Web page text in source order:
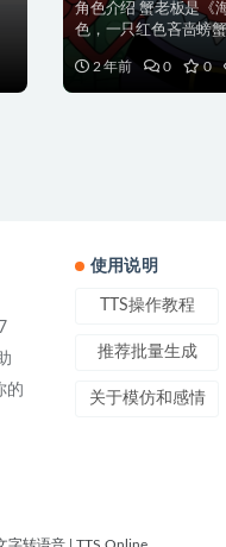
角色介绍 蟹老板是《
色，一只红色吝啬螃
一双突出的眼睛，是蟹
2 年前
0 0
的
使用说明
TTS操作教程
推荐批量生成
关于模仿和感情